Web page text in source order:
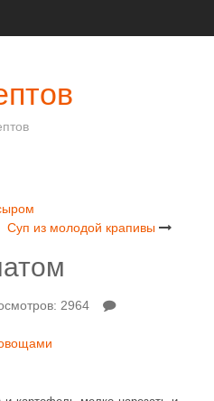
Суп из молодой крапивы
2964